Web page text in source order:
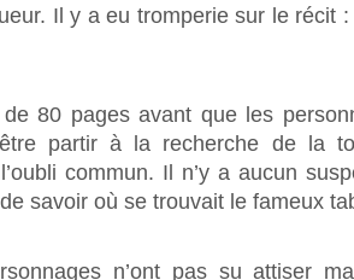
Il y a eu tromperie sur le récit :
80 pages avant que les
être partir à la recherche de la
commun. Il n’y a aucun
savoir où se trouvait le fameux
n’ont pas su attiser